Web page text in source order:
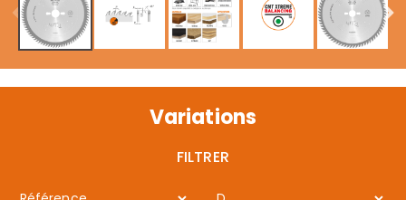
Variations
FILTRER